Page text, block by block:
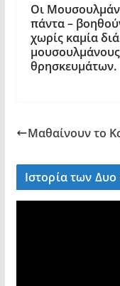
Οι
πάντα –
χωρίς καμία
θρησκευμάτων.
Μαθαίνουν το
Ιστορία των